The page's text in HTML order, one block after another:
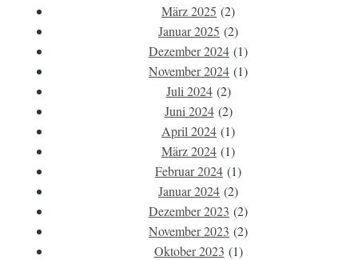
März 2025 (2)
Januar 2025 (2)
Dezember 2024 (1)
November 2024 (1)
Juli 2024(2)
Juni 2024(2)
April 2024 (1)
März 2024 (1)
Februar 2024 (1)
Januar 2024 (2)
Dezember 2023 (2)
November 2023 (2)
Oktober 2023 (1)